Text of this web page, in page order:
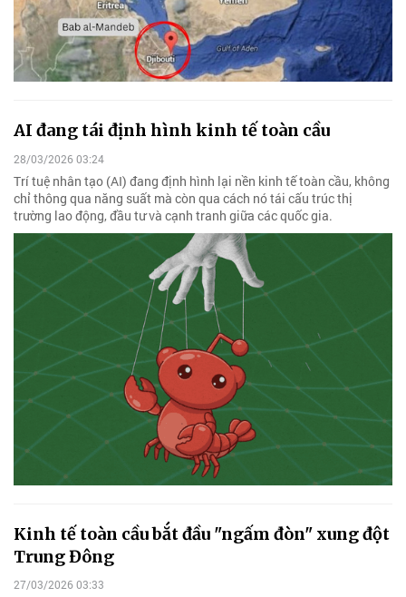
AI đang tái định hình kinh tế toàn cầu
28/03/2026 03:24
Trí tuệ nhân tạo (AI) đang định hình lại nền kinh tế toàn cầu, không
chỉ thông qua năng suất mà còn qua cách nó tái cấu trúc thị
trường lao động, đầu tư và cạnh tranh giữa các quốc gia.
Kinh tế toàn cầu bắt đầu "ngấm đòn" xung đột
Trung Đông
27/03/2026 03:33